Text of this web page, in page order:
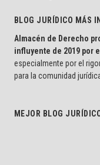
BLOG JURÍDICO MÁS
Almacén de Derecho
influyente de 2019 por
especialmente por el
para la comunidad
MEJOR BLOG